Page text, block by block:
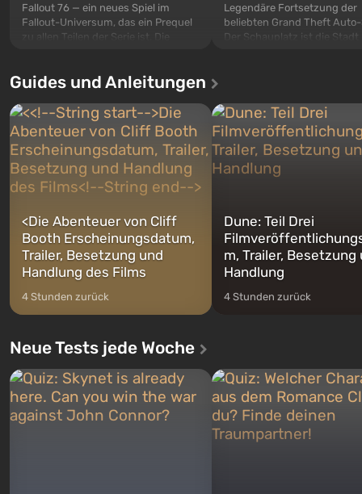
Fallout 76 — ein neues Spiel im
Fallout-Universum, das ein Prequel
zu allen Teilen der Serie ist. Die
sollte laut den Plänen der Vault-Tec-
nach dem Abwurf von Atombomben
auf Amerika geöffnet wird. De...
Legendäre Fortsetzung der
beliebten Grand Theft Auto-
Der Schauplatz ist die Stadt
Charakteren: Michael,
Franklin, zwischen denen
jederzeit...
Guides und Anleitungen
<Die Abenteuer von Cliff
Booth Erscheinungsdatum,
Trailer, Besetzung und
Handlung des Films
4 Stunden zurück
Dune: Teil Drei
m, Trailer, Besetzung
Handlung
4 Stunden zurück
Neue Tests jede Woche